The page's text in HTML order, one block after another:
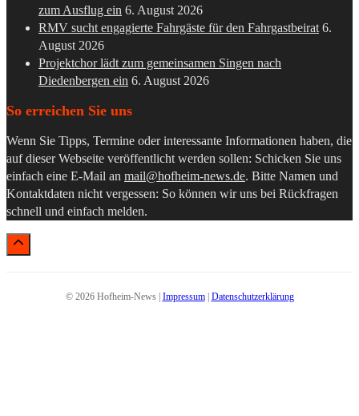
zum Ausflug ein 6. August 2026
RMV sucht engagierte Fahrgäste für den Fahrgastbeirat 6.
August 2026
Projektchor lädt zum gemeinsamen Singen nach
Diedenbergen ein 6. August 2026
So erreichen Sie uns
Wenn Sie Tipps, Termine oder interessante Informationen haben, die
auf dieser Webseite veröffentlicht werden sollen: Schicken Sie uns
einfach eine E-Mail an mail@hofheim-news.de. Bitte Namen und
Kontaktdaten nicht vergessen: So können wir uns bei Rückfragen
schnell und einfach melden.
© 2026 Hofheim-News | Impressum| Datenschutzerklärung